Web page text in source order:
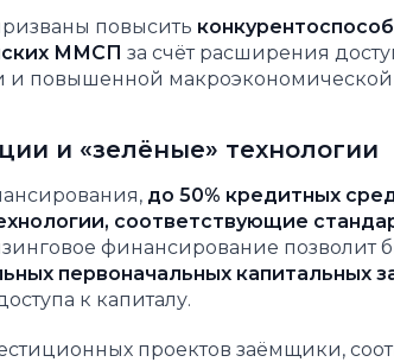
повысить
ММСП за счёт расширения
и повышенной макроэкономической
и «зелёные» технологии
до 50% кредитных
соответствующие
финансирование позволит
первоначальных капитальных
к капиталу.
проектов заёмщики,